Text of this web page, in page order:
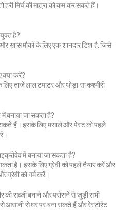
मिर्च की मात्रा को कम कर सकते हैं।
है?
और खास मौकों के लिए एक शानदार डिश है, जिसे
क्या करें?
ताजे लाल टमाटर और थोड़ा सा कश्मीरी
बनाया जा सकता है?
हैं। इसके लिए मसाले और पेस्ट को पहले
में बनाया जा सकता है?
सकता है। इसके लिए ग्रेवी को पहले तैयार करें और
ग्रेवी को गर्म करें।
की सब्जी बनाने और परोसने से जुड़ी सभी
आसानी से घर पर बना सकते हैं और रेस्टोरेंट